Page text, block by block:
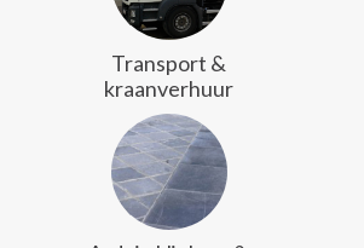
Transport &
kraanverhuur